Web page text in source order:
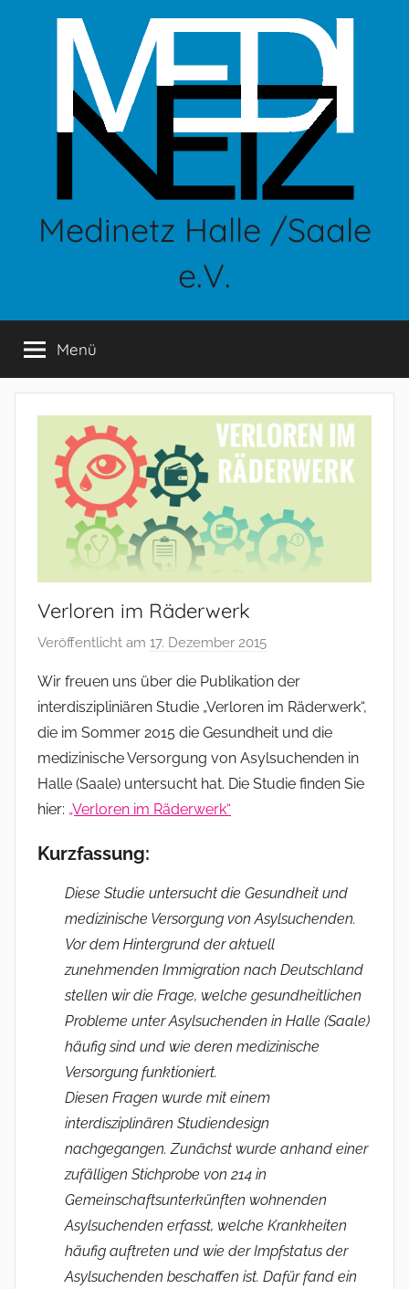
Medinetz Halle /Saale
e.V.
Menü
Verloren im Räderwerk
Veröffentlicht am 17. Dezember 2015
n
a
d
m
i
a
t
o
r
Wir freuen uns über die Publikation der
interdiszipliniären Studie „Verloren im Räderwerk“,
die im Sommer 2015 die Gesundheit und die
medizinische Versorgung von Asylsuchenden in
Halle (Saale) untersucht hat. Die Studie finden Sie
hier: „Verloren im Räderwerk“
Kurzfassung:
Diese Studie untersucht die Gesundheit und
medizinische­ Versorgung von Asylsuchenden.
Vor dem Hintergrund der aktuell
zunehmenden Immigration nach Deutschland
stellen wir die Frage, welche gesundheitlichen
Probleme unter Asylsuchenden in Halle (Saale)
häufig sind und wie deren medizinische
Versorgung funktioniert.
Diesen Fragen wurde mit einem
interdisziplinären Studien­design
nachgegangen. Zunächst wurde anhand einer
zufälligen Stichprobe von 214 in
Gemeinschaftsunterkünften wohnenden
Asylsuchenden erfasst, welche Krankheiten
häufig auftreten und wie der Impfstatus der
Asylsuchenden beschaffen ist. Dafür fand ein